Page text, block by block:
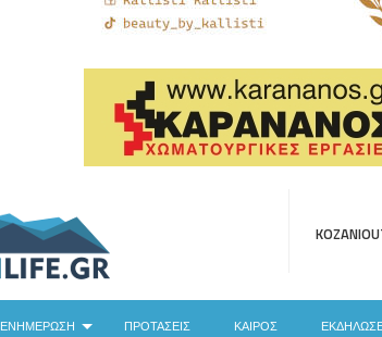
ΕΝΗΜΈΡΩΣΗ ΠΡΟΤΆΣΕΙΣ ΚΑΙΡΌΣ